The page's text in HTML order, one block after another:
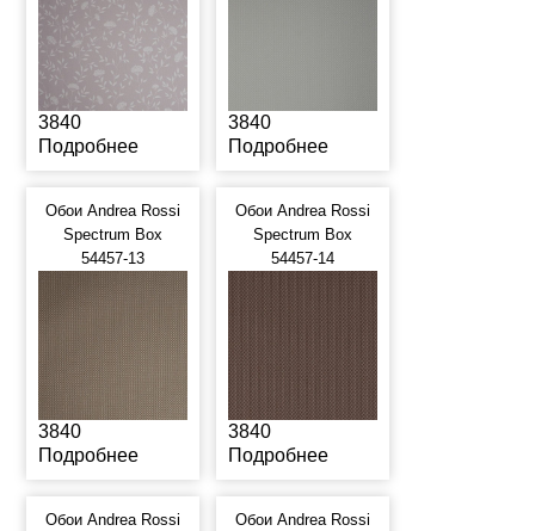
3840
Подробнее
3840
Подробнее
Обои Andrea Rossi
Spectrum Box
54457-13
3840
Подробнее
Обои Andrea Rossi
Spectrum Box
54457-14
3840
Подробнее
Обои Andrea Rossi
Обои Andrea Rossi